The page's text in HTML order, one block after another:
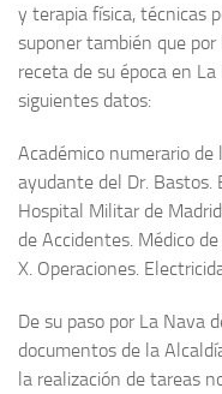
y terapia física, técnicas
suponer también que
receta de su época en
siguientes datos:
Académico numerario de
ayudante del Dr. Bastos.
Hospital Militar de
de Accidentes. Médico
X. Operaciones.
De su paso por La Nava
documentos de la
la realización de tareas